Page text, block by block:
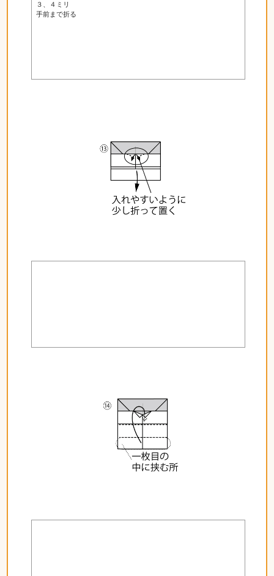
３、４ミリ
手前まで折る